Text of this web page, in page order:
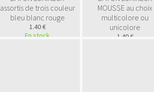
assortis de trois couleur
bleu blanc rouge
1.40 €
En stock
MOUSSE au choix
multicolore ou
unicolore
1.40 €